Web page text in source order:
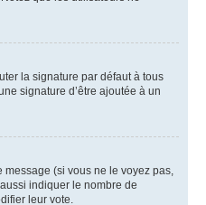
la signature par défaut à tous
signature d’être ajoutée à un
message (si vous ne le voyez pas,
indiquer le nombre de
leur vote.